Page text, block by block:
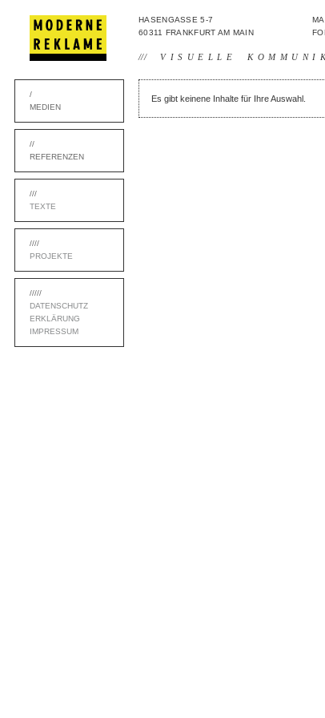
HASENGASSE 5-7
60311 FRANKFURT AM MAIN
/// VISUELLE
/
MEDIEN
//
REFERENZEN
///
TEXTE
////
PROJEKTE
/////
DATENSCHUTZ
ERKLÄRUNG
IMPRESSUM
Es gibt keinene Inhalte für Ihre Auswahl.